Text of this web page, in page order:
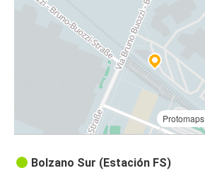
Protomaps
Bolzano Sur (Estación FS)